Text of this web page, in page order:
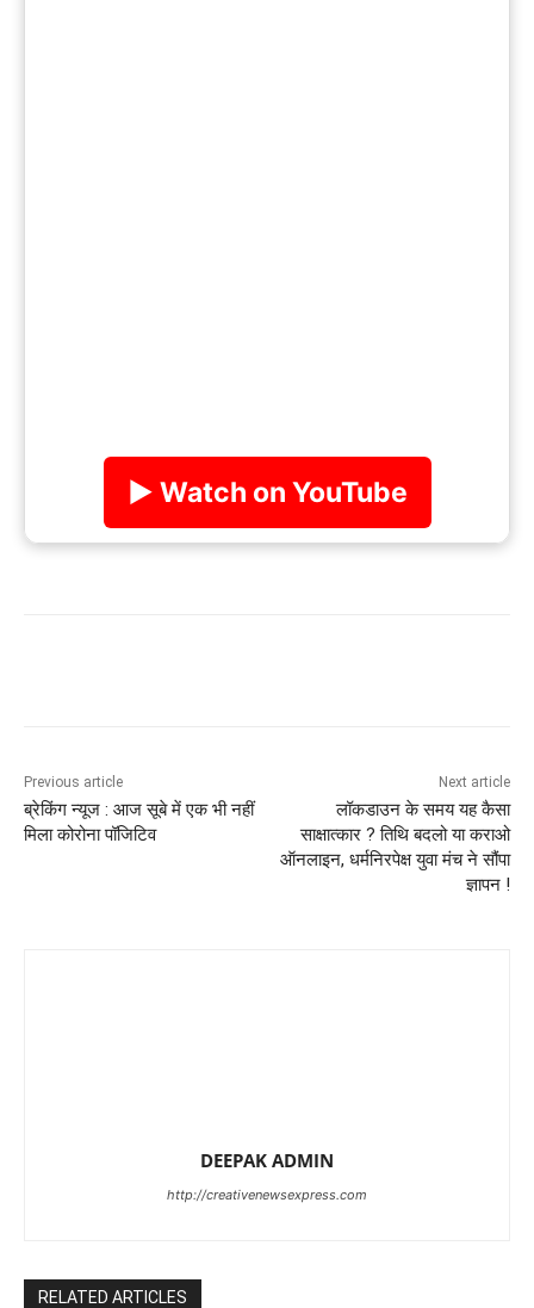
▶ Watch on YouTube
Previous article
ब्रेकिंग न्यूज : आज सूबे में एक भी नहीं
मिला कोरोना पॉजिटिव
Next article
लॉकडाउन के समय यह कैसा
साक्षात्कार ? तिथि बदलो या कराओ
ऑनलाइन, धर्मनिरपेक्ष युवा मंच ने सौंपा
ज्ञापन !
DEEPAK ADMIN
http://creativenewsexpress.com
RELATED ARTICLES